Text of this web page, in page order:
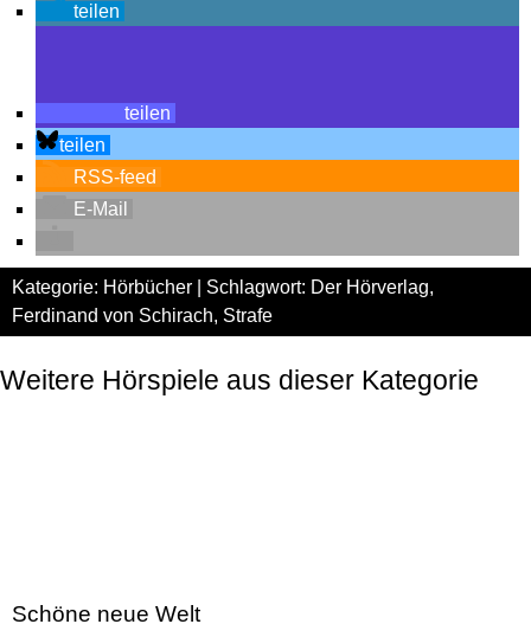
teilen
teilen
teilen
RSS-feed
E-Mail
Kategorie: Hörbücher | Schlagwort: Der Hörverlag,
Ferdinand von Schirach, Strafe
Weitere Hörspiele aus dieser Kategorie
Schöne neue Welt